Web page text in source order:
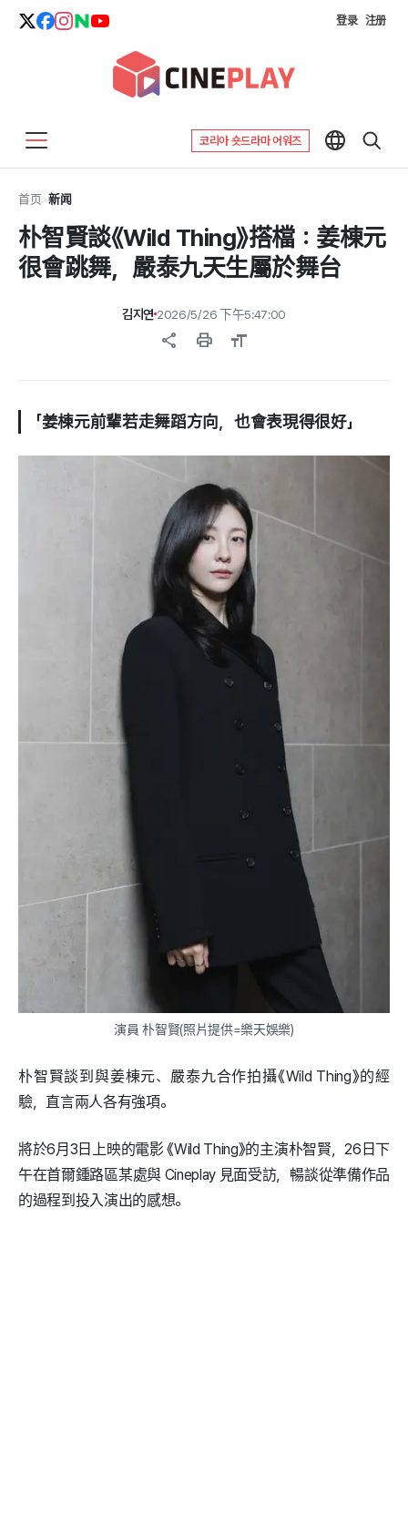
登录 注册
코리아 숏드라마 어워즈
首页>新闻
朴智賢談《Wild Thing》搭檔：姜棟元
很會跳舞，嚴泰九天生屬於舞台
김지연 2026/5/26 下午5:47:00
share print format_size
「姜棟元前輩若走舞蹈方向，也會表現得很好」
演員 朴智賢(照片提供=樂天娛樂)
朴智賢談到與姜棟元、嚴泰九合作拍攝《Wild Thing》的經
驗，直言兩人各有強項。
將於6月3日上映的電影 《Wild Thing》的主演朴智賢，26日下
午在首爾鍾路區某處與 Cineplay 見面受訪，暢談從準備作品
的過程到投入演出的感想。